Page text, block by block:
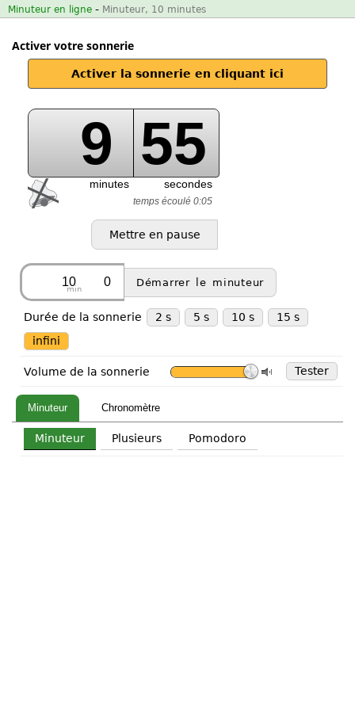
Minuteur en ligne - Minuteur, 10 minutes
Activer votre sonnerie
Activer la sonnerie en cliquant ici
9 55
minutes secondes
temps écoulé 0:05
min
Durée de la sonnerie 2 s 5 s 10 s
15 s
infini
Volume de la sonnerie Tester
Minuteur Chronomètre
Minuteur Plusieurs Pomodoro